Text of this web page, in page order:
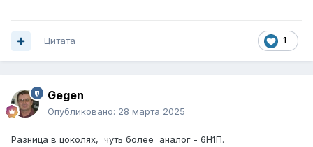
1
Цитата
Gegen
Опубликовано: 28 марта 2025
Разница в цоколях, чуть более аналог - 6Н1П.